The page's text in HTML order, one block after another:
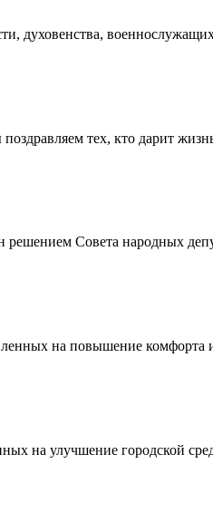
духовенства,
тех, кто дарит
решением Совета народных
на повышение комфорта
на улучшение городской